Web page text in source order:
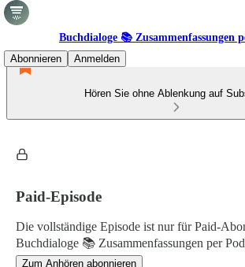
Buchdialoge 📚 Zusammenfassungen
Abonnieren
Anmelden
Hören Sie ohne Ablenkung auf
Paid-Episode
Die vollständige Episode ist nur für Paid-
Buchdialoge 📚 Zusammenfassungen per
Zum Anhören abonnieren